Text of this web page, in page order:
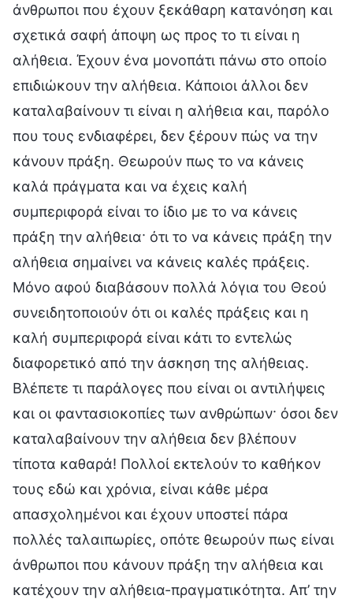
άνθρωποι που έχουν ξεκάθαρη κατανόηση και
σχετικά σαφή άποψη ως προς το τι είναι η
αλήθεια. Έχουν ένα μονοπάτι πάνω στο οποίο
επιδιώκουν την αλήθεια. Κάποιοι άλλοι δεν
καταλαβαίνουν τι είναι η αλήθεια και, παρόλο
που τους ενδιαφέρει, δεν ξέρουν πώς να την
κάνουν πράξη. Θεωρούν πως το να κάνεις
καλά πράγματα και να έχεις καλή
συμπεριφορά είναι το ίδιο με το να κάνεις
πράξη την αλήθεια· ότι το να κάνεις πράξη την
αλήθεια σημαίνει να κάνεις καλές πράξεις.
Μόνο αφού διαβάσουν πολλά λόγια του Θεού
συνειδητοποιούν ότι οι καλές πράξεις και η
καλή συμπεριφορά είναι κάτι το εντελώς
διαφορετικό από την άσκηση της αλήθειας.
Βλέπετε τι παράλογες που είναι οι αντιλήψεις
και οι φαντασιοκοπίες των ανθρώπων· όσοι δεν
καταλαβαίνουν την αλήθεια δεν βλέπουν
τίποτα καθαρά! Πολλοί εκτελούν το καθήκον
τους εδώ και χρόνια, είναι κάθε μέρα
απασχολημένοι και έχουν υποστεί πάρα
πολλές ταλαιπωρίες, οπότε θεωρούν πως είναι
άνθρωποι που κάνουν πράξη την αλήθεια και
κατέχουν την αλήθεια-πραγματικότητα. Απ’ την